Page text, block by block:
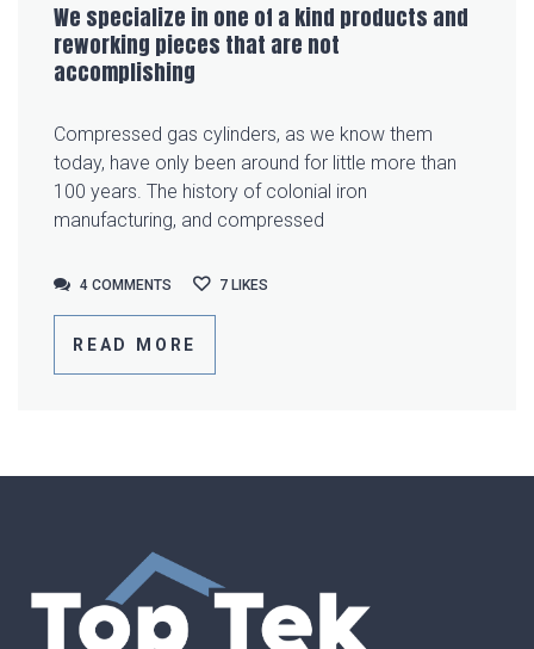
We specialize in one of a kind products and
reworking pieces that are not
accomplishing
Compressed gas cylinders, as we know them
today, have only been around for little more than
100 years. The history of colonial iron
manufacturing, and compressed
READ MORE
4 COMMENTS
4 COMMENTS 7 LIKES